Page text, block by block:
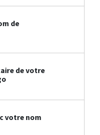
de
de votre
votre nom